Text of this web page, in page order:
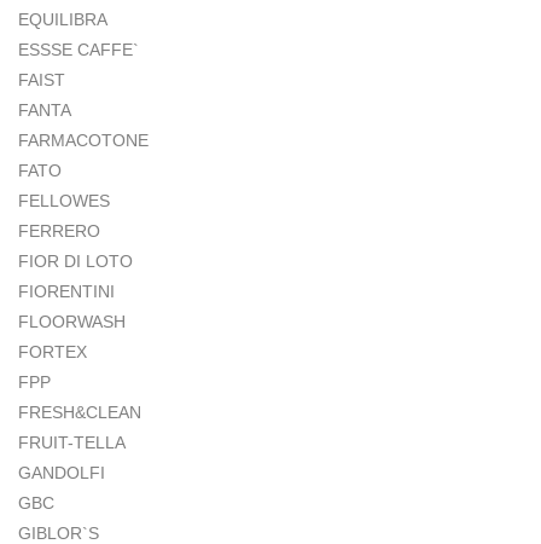
EQUILIBRA
ESSSE CAFFE`
FAIST
FANTA
FARMACOTONE
FATO
FELLOWES
FERRERO
FIOR DI LOTO
FIORENTINI
FLOORWASH
FORTEX
FPP
FRESH&CLEAN
FRUIT-TELLA
GANDOLFI
GBC
GIBLOR`S